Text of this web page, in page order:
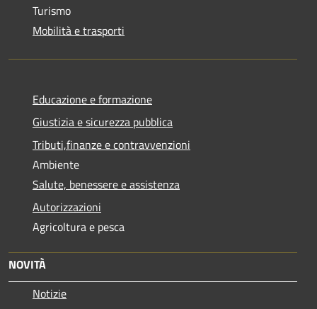
Turismo
Mobilità e trasporti
Educazione e formazione
Giustizia e sicurezza pubblica
Tributi,finanze e contravvenzioni
Ambiente
Salute, benessere e assistenza
Autorizzazioni
Agricoltura e pesca
NOVITÀ
Notizie